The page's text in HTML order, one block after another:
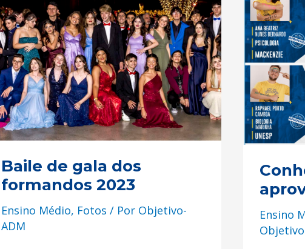
Baile de gala dos
formandos 2023
Ensino Médio, Fotos / Por Objetivo-
ADM
de
gala
dos
formandos
2023
Ensino
nossos
alunos